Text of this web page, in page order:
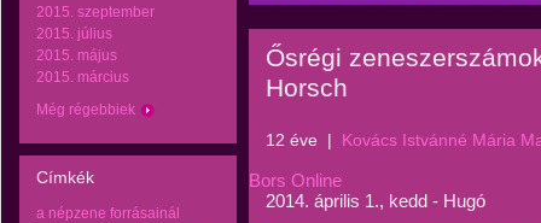
2015. szeptember
2015. július
2015. május
2015. március
Még régebbiek
Címkék
a népzene forrásainál
Ősrégi
Horsch
12 éve | Kovács Istvánné Mária
Bors Online
2014. április 1., kedd - Hugó